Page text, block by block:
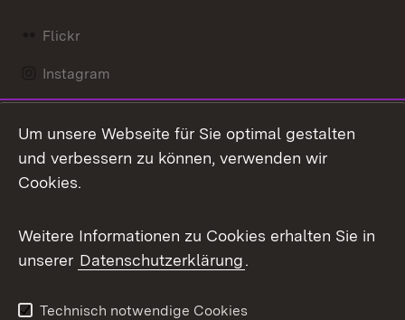
Flickr
Instagram
Mastodon
Messenger
Social Wall
X / Twitter
Youtube
Um unsere Webseite für Sie optimal gestalten
und verbessern zu können, verwenden wir
Cookies.
Weitere Informationen zu Cookies erhalten Sie in
unserer Datenschutzerklärung.
Technisch notwendige Cookies